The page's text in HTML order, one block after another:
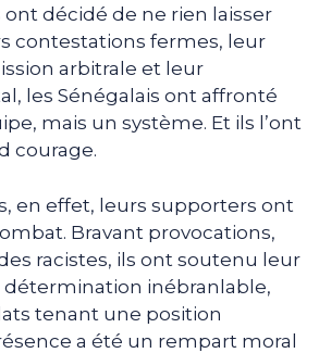
ont décidé de ne rien laisser
contestations fermes, leur
arbitrale et leur
les Sénégalais ont affronté
mais un système. Et ils l’ont
courage.
en effet, leurs supporters ont
Bravant provocations,
racistes, ils ont soutenu leur
détermination inébranlable,
tenant une position
a été un rempart moral